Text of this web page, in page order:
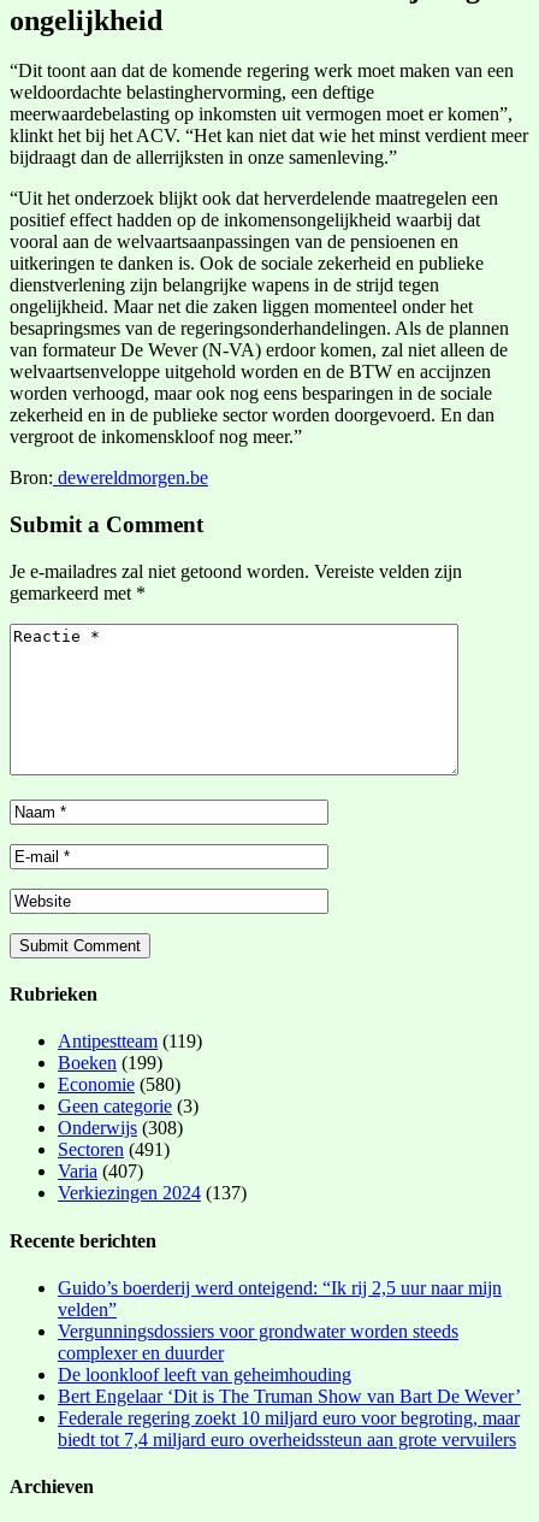
ongelijkheid
“Dit toont aan dat de komende regering werk moet maken van een
weldoordachte belastinghervorming, een deftige
meerwaardebelasting op inkomsten uit vermogen moet er komen”,
klinkt het bij het ACV. “Het kan niet dat wie het minst verdient meer
bijdraagt dan de allerrijksten in onze samenleving.”
“Uit het onderzoek blijkt ook dat herverdelende maatregelen een
positief effect hadden op de inkomensongelijkheid waarbij dat
vooral aan de welvaartsaanpassingen van de pensioenen en
uitkeringen te danken is. Ook de sociale zekerheid en publieke
dienstverlening zijn belangrijke wapens in de strijd tegen
ongelijkheid. Maar net die zaken liggen momenteel onder het
besapringsmes van de regeringsonderhandelingen. Als de plannen
van formateur De Wever (N-VA) erdoor komen, zal niet alleen de
welvaartsenveloppe uitgehold worden en de BTW en accijnzen
worden verhoogd, maar ook nog eens besparingen in de sociale
zekerheid en in de publieke sector worden doorgevoerd. En dan
vergroot de inkomenskloof nog meer.”
Bron: dewereldmorgen.be
Submit a Comment
Je e-mailadres zal niet getoond worden. Vereiste velden zijn
gemarkeerd met *
Rubrieken
Antipestteam (119)
Boeken (199)
Economie (580)
Geen categorie (3)
Onderwijs (308)
Sectoren (491)
Varia (407)
Verkiezingen 2024 (137)
Recente berichten
Guido’s boerderij werd onteigend: “Ik rij 2,5 uur naar mijn
velden”
Vergunningsdossiers voor grondwater worden steeds
complexer en duurder
De loonkloof leeft van geheimhouding
Bert Engelaar ‘Dit is The Truman Show van Bart De Wever’
Federale regering zoekt 10 miljard euro voor begroting, maar
biedt tot 7,4 miljard euro overheidssteun aan grote vervuilers
Archieven